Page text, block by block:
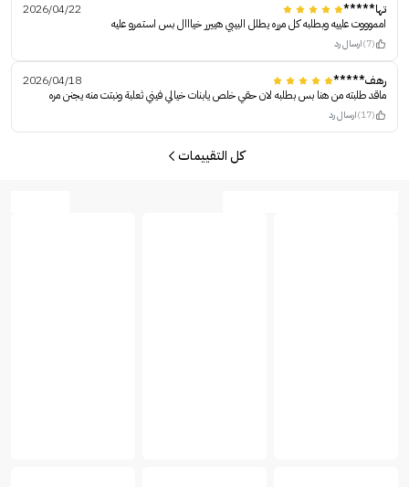
تها*****
2026/04/22
امموووت علييه وبطلبه كل مرره يطلل البيبي هييرر خيااال بس استمرو عليه
(7) ارسال رد
رهف*****
2026/04/18
ماقد طلبته من هنا بس بطلبه لان حقي خلص يابنات خيالي فيني ثعلبة ونبتت منه يجنن مره
(17) ارسال رد
كل التقييمات